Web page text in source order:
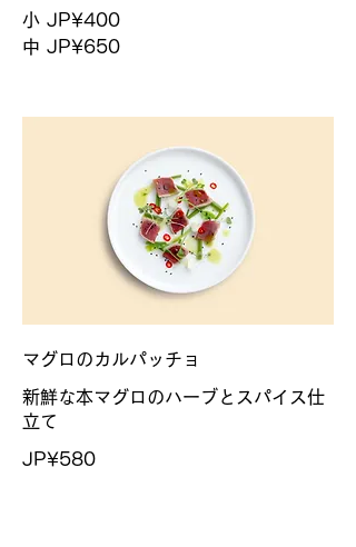
小 JP¥400
中 JP¥650
マグロのカルパッチョ
新鮮な本マグロのハーブとスパイス仕
立て
JP¥580